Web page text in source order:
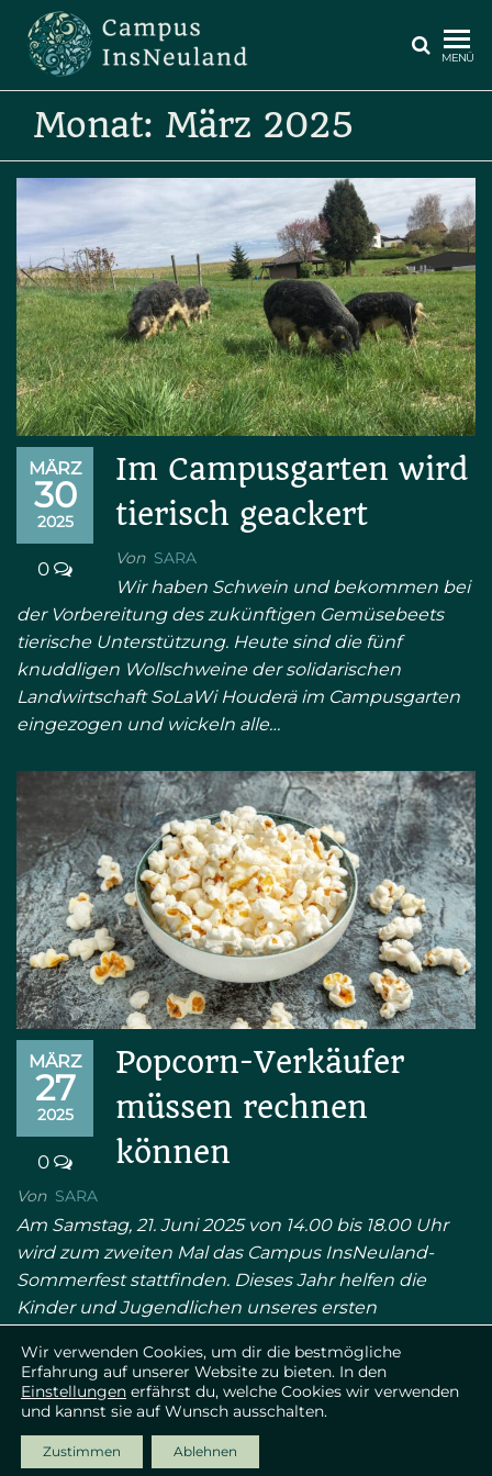
Zum
Inhalt
springen
INSNEULAND
MENÜ
Monat: März 2025
MÄRZ
30
2025
0
Im Campusgarten wird
tierisch geackert
Von SARA
Wir haben Schwein und bekommen bei
der Vorbereitung des zukünftigen Gemüsebeets
tierische Unterstützung. Heute sind die fünf
knuddligen Wollschweine der solidarischen
Landwirtschaft SoLaWi Houderä im Campusgarten
eingezogen und wickeln alle…
MÄRZ
27
2025
0
Popcorn-Verkäufer
müssen rechnen
können
Von SARA
Am Samstag, 21. Juni 2025 von 14.00 bis 18.00 Uhr
wird zum zweiten Mal das Campus InsNeuland-
Sommerfest stattfinden. Dieses Jahr helfen die
Kinder und Jugendlichen unseres ersten
Gestaltet mit ♥ vonspielseitig.ch
Wir verwenden Cookies, um dir die bestmögliche
Erfahrung auf unserer Website zu bieten. In den
Einstellungen erfährst du, welche Cookies wir verwenden
und kannst sie auf Wunsch ausschalten.
Zustimmen Ablehnen